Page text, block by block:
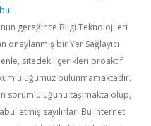
gereğince Bilgi Teknolojileri
onaylanmış bir Yer Sağlayıcı
sitedeki içerikleri proaktif
bulunmamaktadır.
sorumluluğunu taşımakta olup,
etmiş sayılırlar. Bu internet